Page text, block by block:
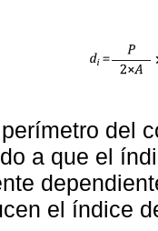
del
a que el
el índice